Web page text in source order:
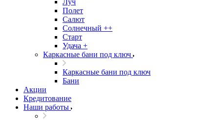
Луч
Полет
Салют
Солнечный ++
Старт
Удача +
Каркасные бани под ключ
Каркасные бани под ключ
Бани
Акции
Кредитование
Наши работы